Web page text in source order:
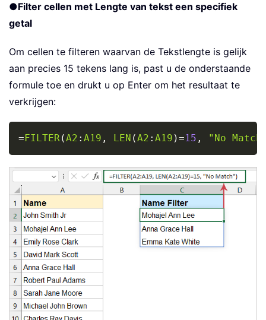
●Filter cellen met Lengte van tekst een specifiek
getal
Om cellen te filteren waarvan de Tekstlengte is gelijk
aan precies 15 tekens lang is, past u de onderstaande
formule toe en drukt u op Enter om het resultaat te
verkrijgen:
= FILTER(A2 : A19 , LEN (A2 : A19 )=15 , "No
Copy